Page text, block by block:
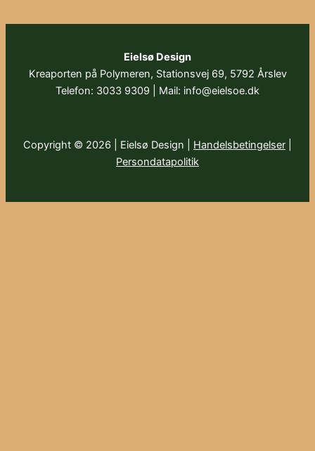
Eielsø Design
Kreaporten på Polymeren, Stationsvej 69, 5792 Årslev
Telefon: 3033 9309 | Mail: info@eielsoe.dk
Copyright © 2026 | Eielsø Design | Handelsbetingelser
Persondatapolitik